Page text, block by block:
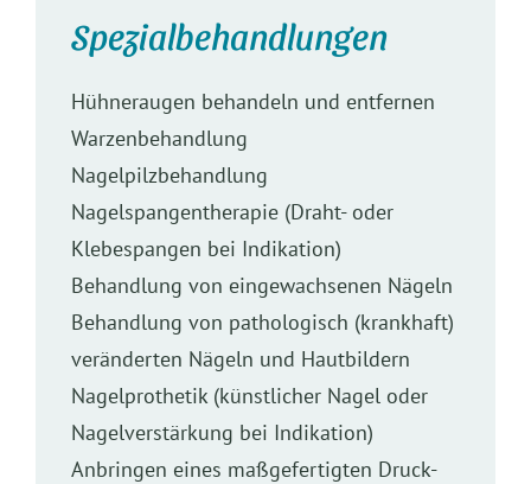
Spezialbehandlungen
Hühneraugen behandeln und entfernen
Warzenbehandlung
Nagelpilzbehandlung
Nagelspangentherapie (Draht- oder
Klebespangen bei Indikation)
Behandlung von eingewachsenen Nägeln
Behandlung von pathologisch (krankhaft)
veränderten Nägeln und Hautbildern
Nagelprothetik (künstlicher Nagel oder
Nagelverstärkung bei Indikation)
Anbringen eines maßgefertigten Druck-